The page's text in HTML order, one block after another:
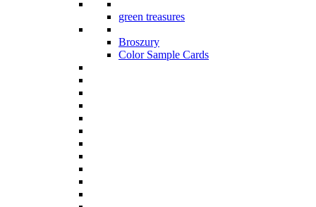
green treasures
Broszury
Color Sample Cards